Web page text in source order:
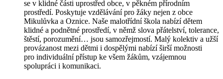
se v klidné části uprostřed obce, v pěkném přírodním
prostředí. Poskytuje vzdělávání pro žáky nejen z obce
Mikulůvka a Oznice. Naše malotřídní škola nabízí dětem
klidné a podnětné prostředí, v němž slova přátelství, tolerance,
štěstí, porozumění… jsou samozřejmostí. Malý kolektiv a užší
provázanost mezi dětmi i dospělými nabízí širší možnosti
pro individuální přístup ke všem žákům, vzájemnou
spolupráci i komunikaci.